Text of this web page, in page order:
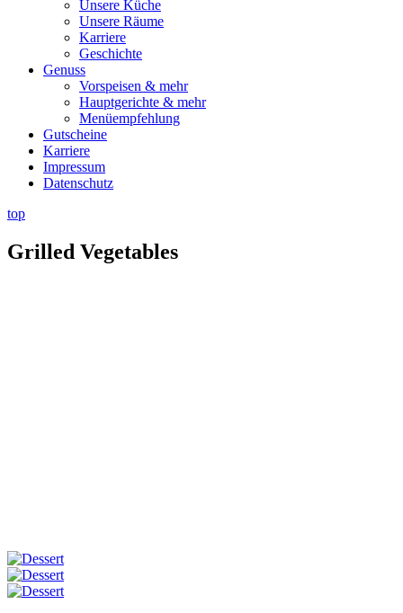
Unsere Küche
Unsere Räume
Karriere
Geschichte
Genuss
Vorspeisen & mehr
Hauptgerichte & mehr
Menüempfehlung
Gutscheine
Karriere
Impressum
Datenschutz
top
Grilled Vegetables